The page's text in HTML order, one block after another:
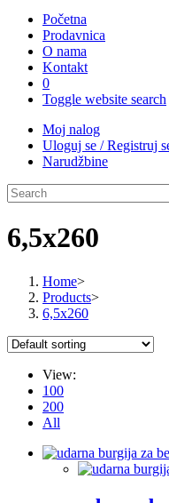
Početna
Prodavnica
O nama
Kontakt
0
Toggle website search
Moj nalog
Uloguj se / Registruj
Narudžbine
6,5x260
Home>
Products>
6,5x260
View:
100
200
All